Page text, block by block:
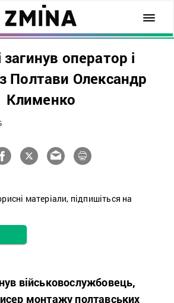
загинув оператор і
Полтави Олександр
Клименко
матеріали, підпишіться на
військовослужбовець,
монтажу полтавських